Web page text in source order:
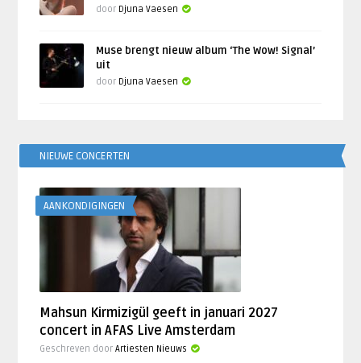
door Djuna Vaesen
Muse brengt nieuw album ‘The Wow! Signal’
uit
door Djuna Vaesen
NIEUWE CONCERTEN
AANKONDIGINGEN
Mahsun Kirmizigül geeft in januari 2027
concert in AFAS Live Amsterdam
Geschreven doorArtiesten Nieuws